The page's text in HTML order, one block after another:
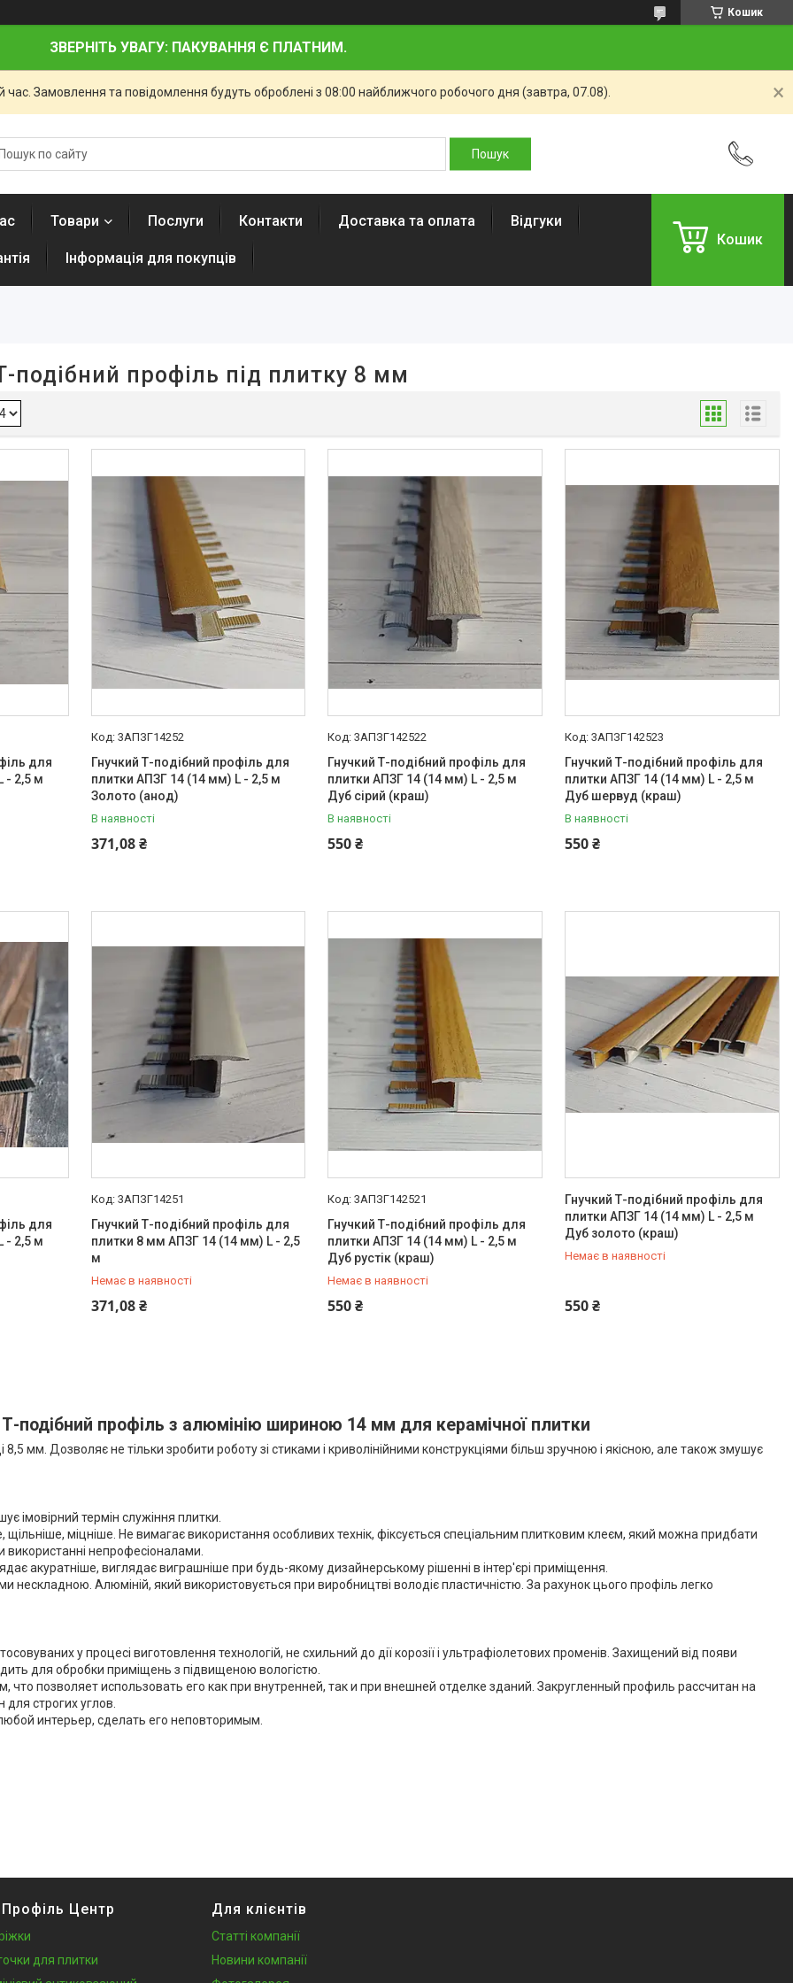
Кошик
ЗВЕРНІТЬ УВАГУ: ПАКУВАННЯ Є ПЛАТНИМ.
час. Замовлення та повідомлення будуть оброблені з 08:00 найближчого робочого дня (завтра, 07.08).
Товари Послуги Контакти Доставка та оплата Відгуки
Інформація для покупців
Кошик
профіль під плитку 8 мм
для
- 2,5 м
3АПЗГ14252
Гнучкий Т-подібний профіль для
плитки АПЗГ 14 (14 мм) L - 2,5 м
Золото (анод)
В наявності
371,08 ₴
3АПЗГ142522
Гнучкий Т-подібний профіль для
плитки АПЗГ 14 (14 мм) L - 2,5 м
Дуб сірий (краш)
В наявності
550 ₴
3АПЗГ142523
Гнучкий Т-подібний профіль для
плитки АПЗГ 14 (14 мм) L - 2,5 м
Дуб шервуд (краш)
В наявності
550 ₴
для
- 2,5 м
3АПЗГ14251
Гнучкий Т-подібний профіль для
плитки 8 мм АПЗГ 14 (14 мм) L - 2,5
м
Немає в наявності
371,08 ₴
+380 (50) 931-22-12
3АПЗГ142521
Гнучкий Т-подібний профіль для
плитки АПЗГ 14 (14 мм) L - 2,5 м
Дуб рустік (краш)
Немає в наявності
550 ₴
+380 (50) 931-22-12
Гнучкий Т-подібний профіль для
плитки АПЗГ 14 (14 мм) L - 2,5 м
Дуб золото (краш)
Немає в наявності
550 ₴
+380 (50) 931-22-12
подібний профіль з алюмінію шириною 14 мм для керамічної плитки
мм. Дозволяє не тільки зробити роботу зі стиками і криволінійними конструкціями більш зручною і якісною, але також змушує
імовірний термін служіння плитки.
міцніше. Не вимагає використання особливих технік, фіксується спеціальним плитковим клеєм, який можна придбати
непрофесіоналами.
акуратніше, виглядає виграшніше при будь-якому дизайнерському рішенні в інтер'єрі приміщення.
нескладною. Алюміній, який використовується при виробництві володіє пластичністю. За рахунок цього профіль легко
у процесі виготовлення технологій, не схильний до дії корозії і ультрафіолетових променів. Захищений від появи
для обробки приміщень з підвищеною вологістю.
позволяет использовать его как при внутренней, так и при внешней отделке зданий. Закругленный профиль рассчитан на
строгих углов.
интерьер, сделать его неповторимым.
Центр
для плитки
Для клієнтів
Статті компанії
Новини компанії